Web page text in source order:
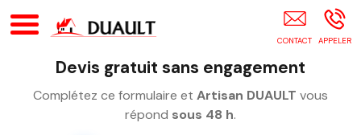
Devis gratuit sans engagement
Complétez ce formulaire et Artisan DUAULT vous
répond sous 48 h.